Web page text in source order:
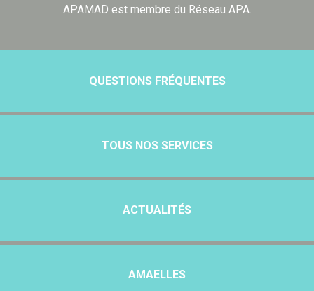
APAMAD est membre du Réseau APA.
QUESTIONS FRÉQUENTES
TOUS NOS SERVICES
ACTUALITÉS
AMAELLES